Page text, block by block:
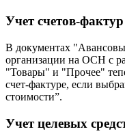
Учет счетов-фактур
В документах
организации на ОСН с
"Товары" и "Прочее"
счет-фактуре, если
стоимости”.
Учет целевых